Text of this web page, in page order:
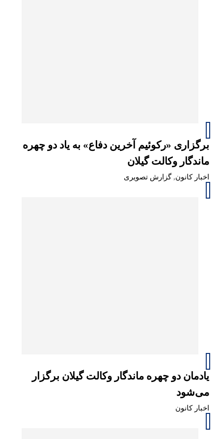
برگزاری «رکوئیم آخرین دفاع» به یاد دو چهره
ماندگار وکالت گیلان
اخبار کانون,گزارش تصویری
یادمان دو چهره ماندگار وکالت گیلان برگزار
می‌شود
اخبار کانون